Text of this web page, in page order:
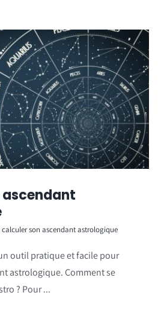
ascendant
calculer son ascendant astrologique
outil pratique et facile pour
astrologique. Comment se
? Pour ...